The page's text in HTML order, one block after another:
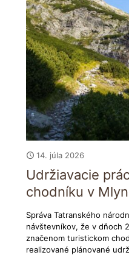
14. júla 2026
Udržiavacie
chodníku v
Správa Tatranského
návštevníkov, že v dňoch
značenom turistickom
realizované plánované